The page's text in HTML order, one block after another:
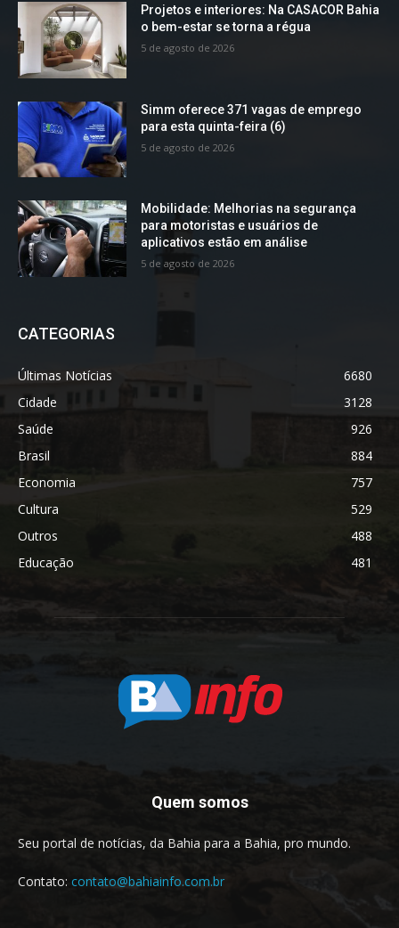
Projetos e interiores: Na CASACOR Bahia
o bem-estar se torna a régua
5 de agosto de 2026
Simm oferece 371 vagas de emprego
para esta quinta-feira (6)
5 de agosto de 2026
Mobilidade: Melhorias na segurança
para motoristas e usuários de
aplicativos estão em análise
5 de agosto de 2026
CATEGORIAS
Últimas Notícias
6680
Cidade
3128
Saúde
926
Brasil
884
Economia
757
Cultura
529
Outros
488
Educação
481
Quem somos
Seu portal de notícias, da Bahia para a Bahia, pro mundo.
Contato: contato@bahiainfo.com.br